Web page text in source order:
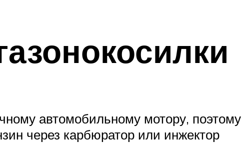
автомобильному мотору, поэтому
через карбюратор или инжектор